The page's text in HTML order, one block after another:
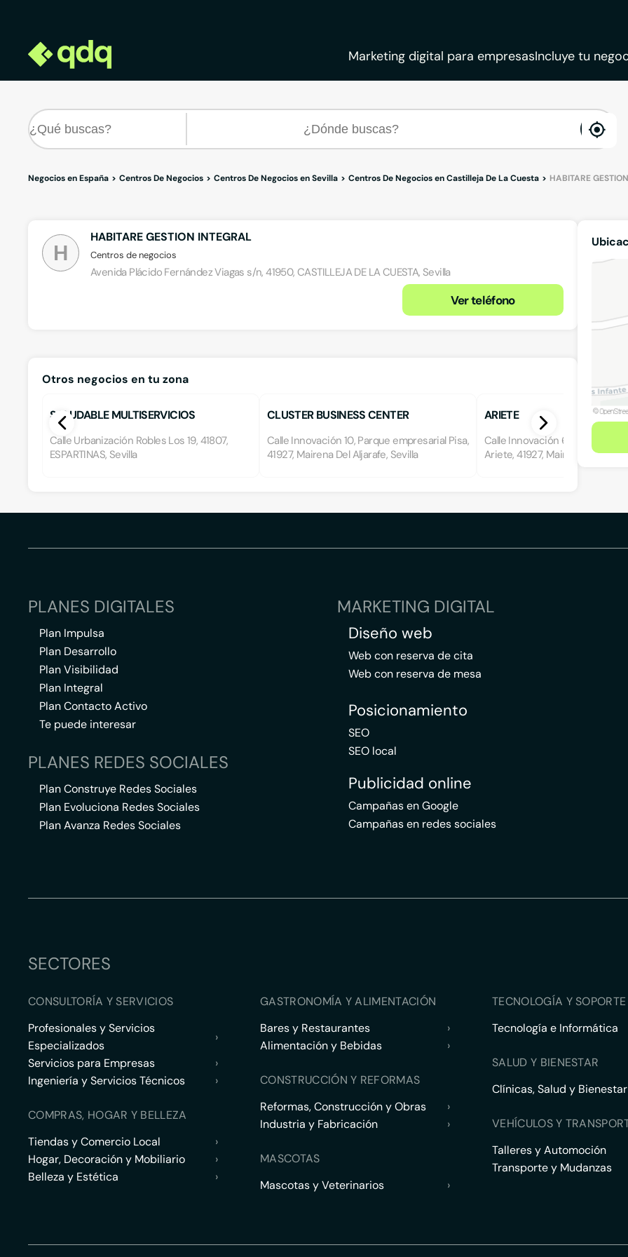
Marketing digital para empresasIncluye tu
Negocios en España Centros De Negocios Centros De Negocios en Sevilla Centros De Negocios en Castilleja De La Cuesta HABITARE
H
HABITARE GESTION INTEGRAL
Centros de negocios
Avenida Plácido Fernández Viagas s/n, 41950, CASTILLEJA DE LA CUESTA, Sevilla
Ver teléfono
Otros negocios en tu zona
SALUDABLE MULTISERVICIOS
ESPARTINAS
Calle Urbanización Robles Los 19, 41807,
ESPARTINAS, Sevilla
CLUSTER BUSINESS CENTER
Calle Innovación 10, Parque empresarial Pisa,
41927, Mairena Del Aljarafe, Sevilla
ARIETE
Calle Innovación 6-8, Parque
Ariete, 41927, Mairena Del
PLANES DIGITALES
Plan Impulsa
Plan Desarrollo
Plan Visibilidad
Plan Integral
Plan Contacto Activo
Te puede interesar
PLANES REDES SOCIALES
Plan Construye Redes Sociales
Plan Evoluciona Redes Sociales
Plan Avanza Redes Sociales
MARKETING DIGITAL
Diseño web
Web con reserva de cita
Web con reserva de mesa
Posicionamiento
SEO
SEO local
Publicidad online
Campañas en Google
Campañas en redes sociales
SECTORES
CONSULTORÍA Y SERVICIOS
Profesionales y Servicios
Especializados
›
Servicios para Empresas
›
Ingeniería y Servicios Técnicos
›
COMPRAS, HOGAR Y BELLEZA
Tiendas y Comercio Local
›
Hogar, Decoración y Mobiliario
›
Belleza y Estética
›
GASTRONOMÍA Y ALIMENTACIÓN
Bares y Restaurantes
›
Alimentación y Bebidas
›
CONSTRUCCIÓN Y REFORMAS
Reformas, Construcción y Obras
›
Industria y Fabricación
›
MASCOTAS
Mascotas y Veterinarios
›
TECNOLOGÍA Y
Tecnología e Informática
SALUD Y BIENESTAR
Clínicas, Salud y Bienestar
VEHÍCULOS Y
Talleres y Automoción
Transporte y Mudanzas